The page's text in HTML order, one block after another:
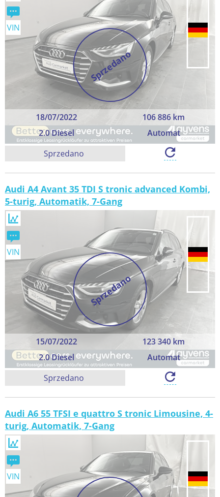
Sprzedano
18/07/2022
106 886 km
2.0 Diesel
Automat
VIN
Sprzedano
Audi A4 Avant 35 TDI S tronic advanced Kombi,
5-turig, Automatik, 7-Gang
Sprzedano
15/07/2022
123 340 km
2.0 Diesel
Automat
VIN
Sprzedano
Audi A6 55 TFSI e quattro S tronic Limousine, 4-
turig, Automatik, 7-Gang
VIN